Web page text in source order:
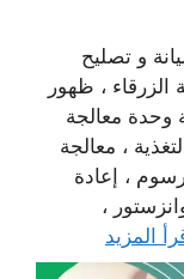
و تصليح
، ظهور
وحدة معالجة
، معالجة
، إعادة
،
المزيد